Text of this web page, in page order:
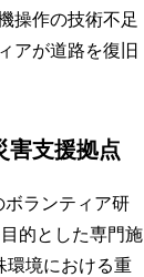
操作の技術不足
アが道路を復旧
害支援拠点
ボランティア研
的とした専門施
環境における重